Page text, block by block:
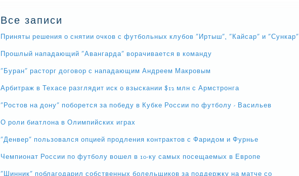
Все записи
Приняты решения о снятии очков с футбольных клубов "Иртыш", "Кайсар" и "Сункар"
Прошлый нападающий "Авангарда" ворачивается в команду
"Буран" расторг договор с нападающим Андреем Макровым
Арбитраж в Техасе разглядит иск о взыскании $12 млн с Армстронга
"Ростов на дону" поборется за победу в Кубке России по футболу - Васильев
О роли биатлона в Олимпийских играх
"Денвер" пользовался опцией продления контрактов с Фаридом и Фурнье
Чемпионат России по футболу вошел в 10-ку самых посещаемых в Европе
"Шинник" поблагодарил собственных болельщиков за поддержку на матче со